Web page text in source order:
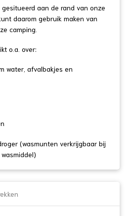
aan de rand van onze
daarom gebruik maken van
camping.
o.a. over:
water, afvalbakjes en
(wasmunten verkrijgbaar bij